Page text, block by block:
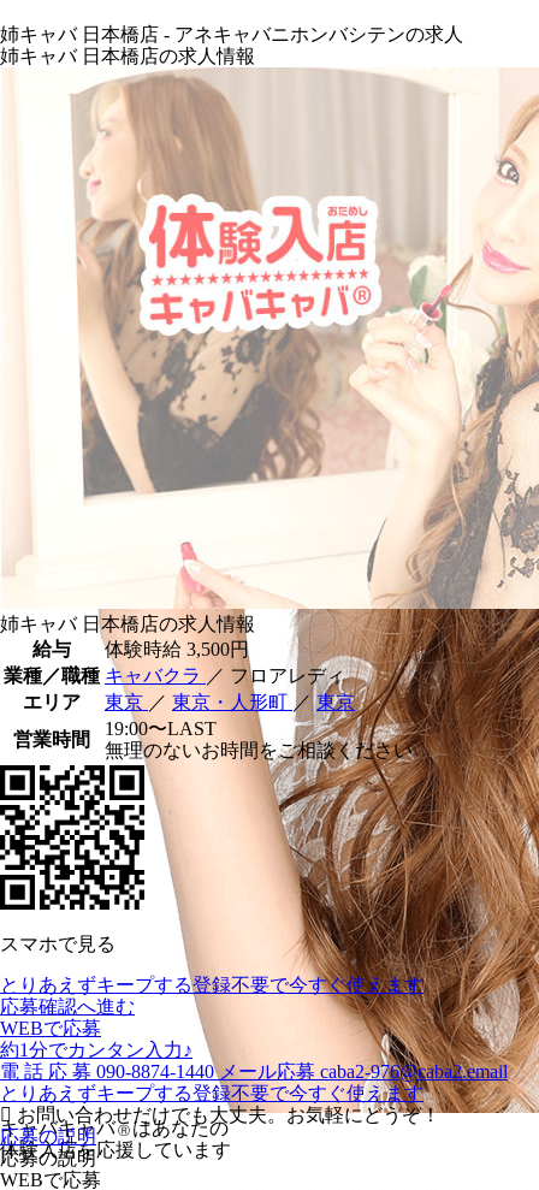
キャバキャバⓇ はあなたの
体験入店を応援しています
姉キャバ 日本橋店 - アネキャバニホンバシテンの求人
姉キャバ 日本橋店の求人情報
姉キャバ 日本橋店の求人情報
給与
体験時給 3,500円
業種／職種 キャバクラ ／ フロアレディ
エリア
東京 ／ 東京・人形町 ／東京
営業時間
19:00〜LAST
無理のないお時間をご相談ください
スマホで見る
とりあえずキープする登録不要で今すぐ使えます
応募確認へ進む
WEBで応募
約1分でカンタン入力♪
電 話 応 募 090-8874-1440 メール応募 caba2-976@caba2.email
とりあえずキープする登録不要で今すぐ使えます
お問い合わせだけでも大丈夫。お気軽にどうぞ！
応募の説明
応募の説明
WEBで応募